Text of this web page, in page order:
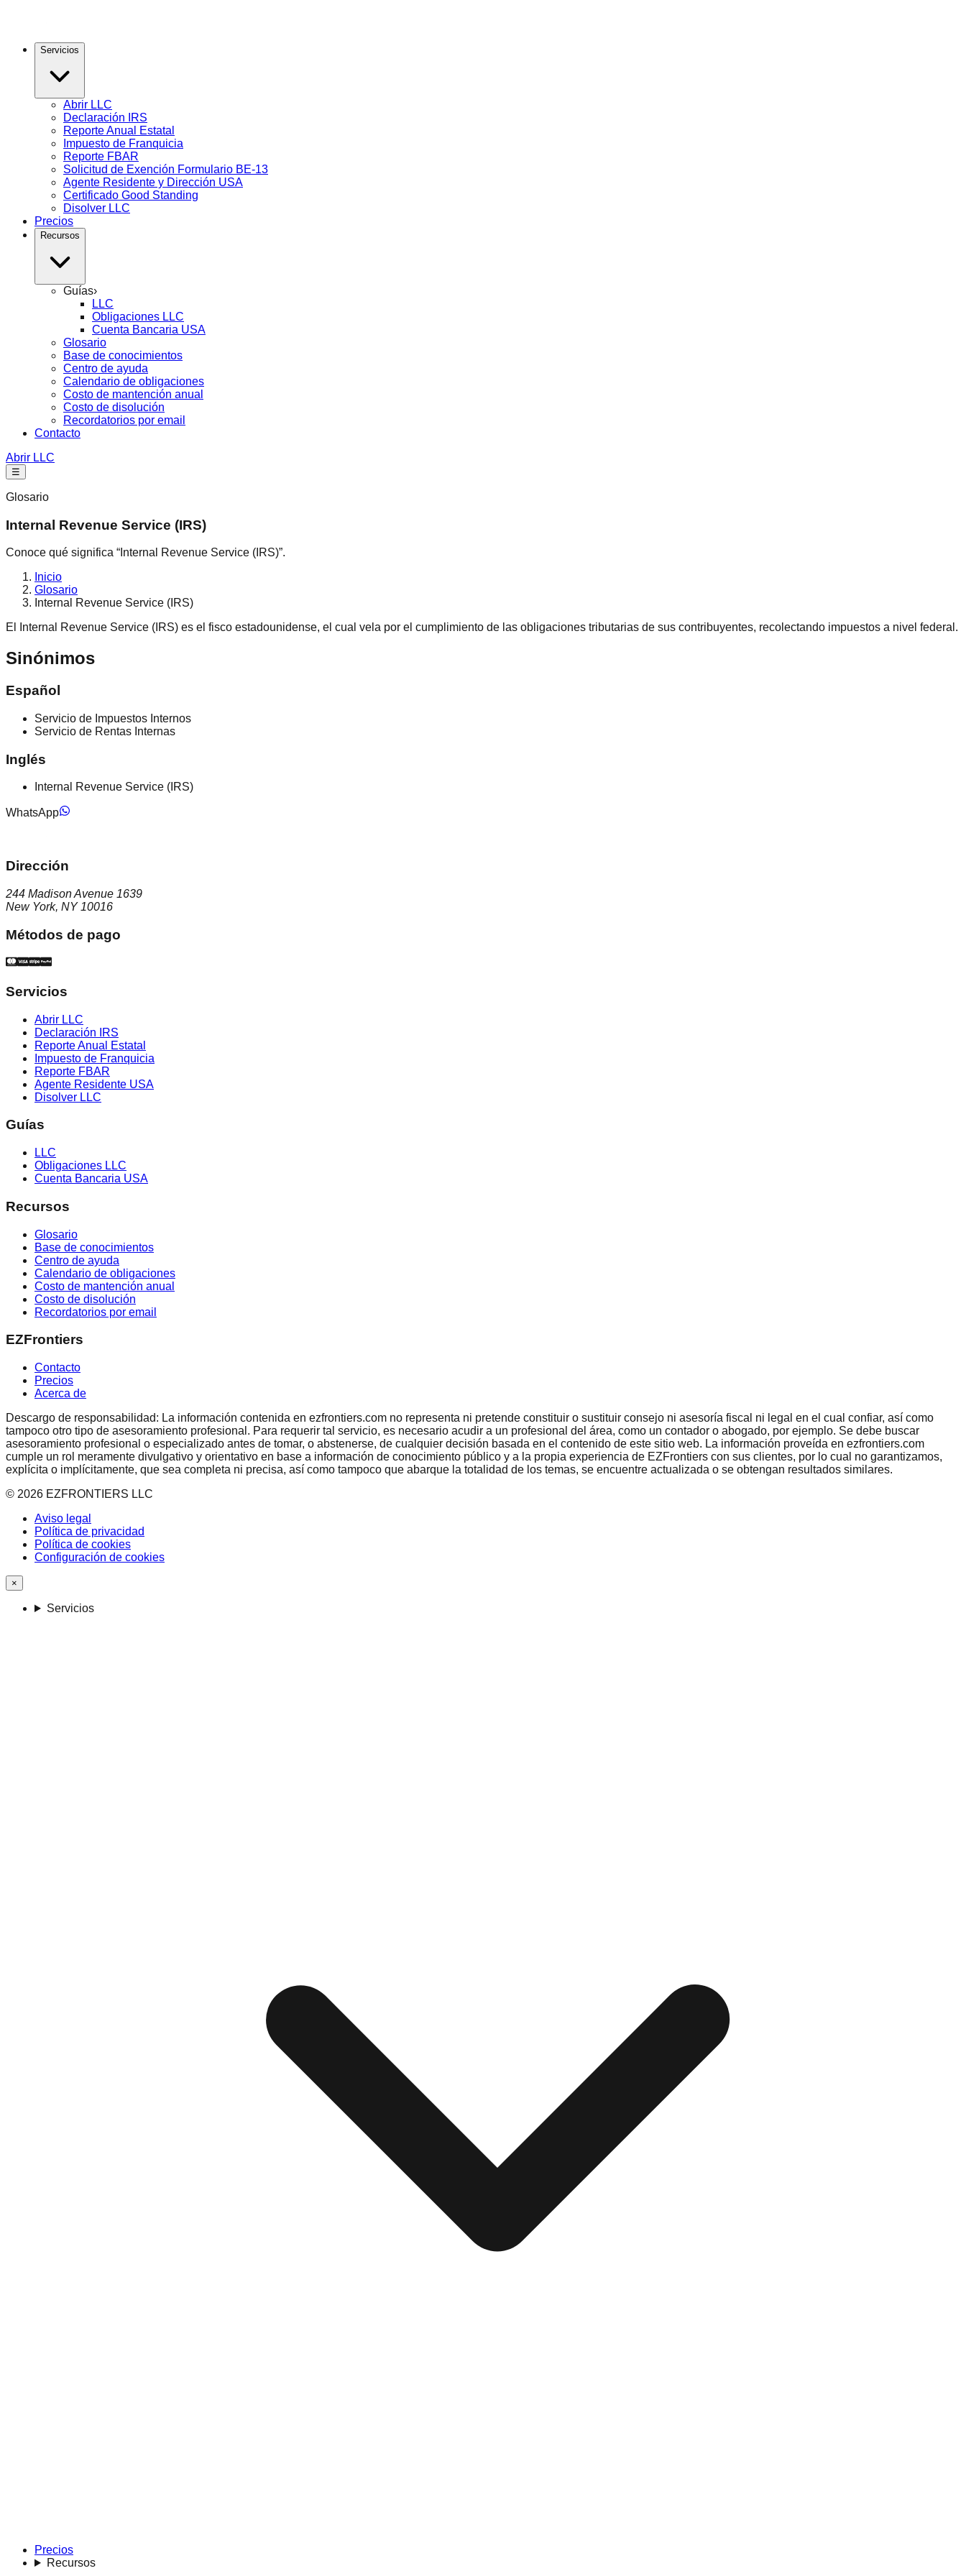
Servicios
Abrir LLC
Declaración IRS
Reporte Anual Estatal
Impuesto de Franquicia
Reporte FBAR
Solicitud de Exención Formulario BE-13
Agente Residente y Dirección USA
Certificado Good Standing
Disolver LLC
Precios
Recursos
Guías›
LLC
Obligaciones LLC
Cuenta Bancaria USA
Glosario
Base de conocimientos
Centro de ayuda
Calendario de obligaciones
Costo de mantención anual
Costo de disolución
Recordatorios por email
Contacto
Abrir LLC
☰
Glosario
Internal Revenue Service (IRS)
Conoce qué significa “Internal Revenue Service (IRS)”.
Inicio
Glosario
Internal Revenue Service (IRS)
El Internal Revenue Service (IRS) es el fisco estadounidense, el cual vela por el cumplimiento de las obligaciones tributarias de sus contribuyentes, recolectando impuestos a nivel federal.
Sinónimos
Español
Servicio de Impuestos Internos
Servicio de Rentas Internas
Inglés
Internal Revenue Service (IRS)
WhatsApp
Dirección
244 Madison Avenue 1639
New York, NY 10016
Métodos de pago
Servicios
Abrir LLC
Declaración IRS
Reporte Anual Estatal
Impuesto de Franquicia
Reporte FBAR
Agente Residente USA
Disolver LLC
Guías
LLC
Obligaciones LLC
Cuenta Bancaria USA
Recursos
Glosario
Base de conocimientos
Centro de ayuda
Calendario de obligaciones
Costo de mantención anual
Costo de disolución
Recordatorios por email
EZFrontiers
Contacto
Precios
Acerca de
Descargo de responsabilidad: La información contenida en ezfrontiers.com no representa ni pretende constituir o sustituir consejo ni asesoría fiscal ni legal en el cual confiar, así como
tampoco otro tipo de asesoramiento profesional. Para requerir tal servicio, es necesario acudir a un profesional del área, como un contador o abogado, por ejemplo. Se debe buscar
asesoramiento profesional o especializado antes de tomar, o abstenerse, de cualquier decisión basada en el contenido de este sitio web. La información proveída en ezfrontiers.com
cumple un rol meramente divulgativo y orientativo en base a información de conocimiento público y a la propia experiencia de EZFrontiers con sus clientes, por lo cual no garantizamos,
explícita o implícitamente, que sea completa ni precisa, así como tampoco que abarque la totalidad de los temas, se encuentre actualizada o se obtengan resultados similares.
© 2026 EZFRONTIERS LLC
Aviso legal
Política de privacidad
Política de cookies
Configuración de cookies
×
Servicios
Precios
Recursos